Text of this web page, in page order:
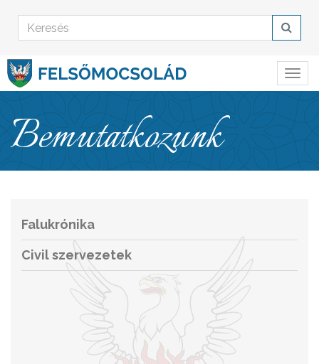
Bemutatkozunk
Falukrónika
Civil szervezetek